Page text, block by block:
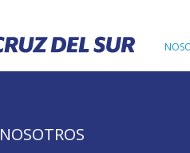
NOSOTROS